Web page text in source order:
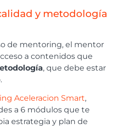
y metodología
de mentoring, el mentor
a contenidos que
, que debe estar
Aceleracion Smart,
a 6 módulos que te
estrategia y plan de